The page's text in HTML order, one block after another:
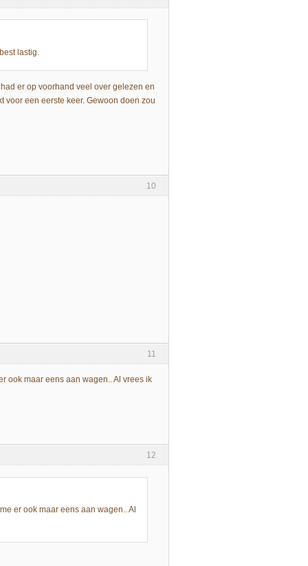
lastig.
er op voorhand veel over gelezen en
voor een eerste keer. Gewoon doen zou
10
11
ook maar eens aan wagen.. Al vrees ik
12
er ook maar eens aan wagen.. Al